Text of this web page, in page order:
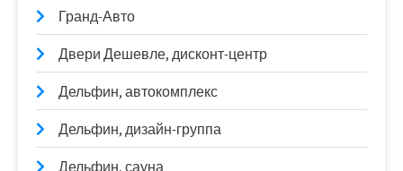
Гранд-Авто
Двери Дешевле, дисконт-центр
Дельфин, автокомплекс
Дельфин, дизайн-группа
Дельфин, сауна